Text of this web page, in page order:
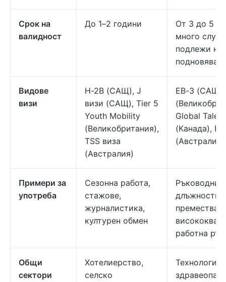
Срок на
валидност
До 1–2 години
От 3 до 5
много
подлежи на
Видове
визи
H-2B (САЩ), J
визи (САЩ), Tier 5
Youth Mobility
(Великобритания),
TSS виза
(Австралия)
EB-3 (САЩ),
Global
(Канада),
(Австралия)
Примери за
употреба
Сезонна работа,
стажове,
журналистика,
културен обмен
Ръководни
длъжности,
работна
Общи
сектори
Хотелиерство,
селско
Технологии,